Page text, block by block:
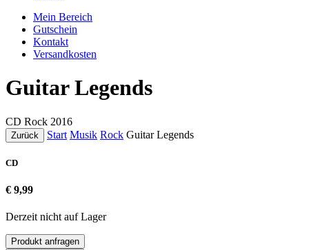
Mein Bereich
Gutschein
Kontakt
Versandkosten
Guitar Legends
CD Rock 2016
Zurück Start Musik Rock Guitar Legends
CD
€ 9,99
Derzeit nicht auf Lager
Produkt anfragen